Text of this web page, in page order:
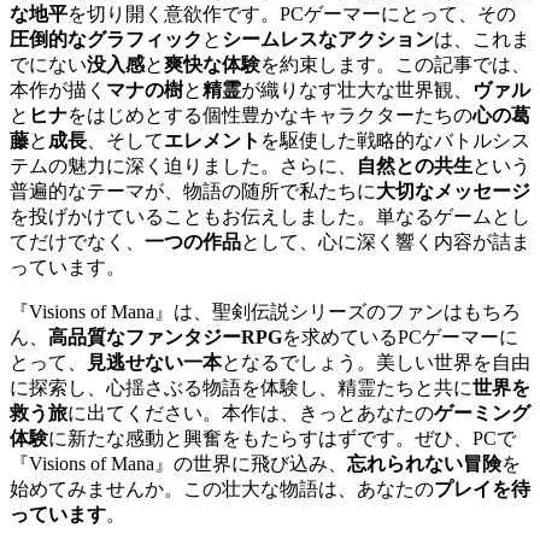
な地平を切り開く意欲作です。PCゲーマーにとって、その
圧倒的なグラフィック と シームレスなアクションは、これま
でにない没入感と爽快な体験を約束します。この記事では、
本作が描く マナの樹と精霊が織りなす壮大な世界観、
ヴァル
と ヒナをはじめとする個性豊かなキャラクターたちの心の葛
藤と 成長 、そしてエレメント を駆使した戦略的なバトルシス
テムの魅力に深く迫りました。さらに、
自然との共生という
普遍的なテーマが、物語の随所で私たちに大切なメッセージ
を投げかけていることもお伝えしました。単なるゲームとし
てだけでなく、 一つの作品として、心に深く響く内容が詰ま
っています。
『Visions of Mana』は、聖剣伝説シリーズのファンはもちろ
ん、 高品質なファンタジーRPGを求めているPCゲーマーに
とって、
見逃せない一本となるでしょう。美しい世界を自由
に探索し、心揺さぶる物語を体験し、精霊たちと共に世界を
救う旅に出てください。本作は、きっとあなたのゲーミング
体験に新たな感動と興奮をもたらすはずです。ぜひ、PCで
『Visions of Mana』の世界に飛び込み、 忘れられない冒険を
始めてみませんか。この壮大な物語は、あなたのプレイを待
っています。